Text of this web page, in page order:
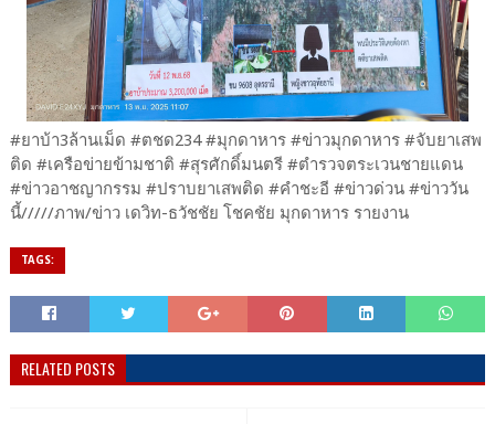
#ยาบ้า3ล้านเม็ด #ตชด234 #มุกดาหาร #ข่าวมุกดาหาร #จับยาเสพ
ติด #เครือข่ายข้ามชาติ #สุรศักดิ์มนตรี #ตำรวจตระเวนชายแดน
#ข่าวอาชญากรรม #ปราบยาเสพติด #คำชะอี #ข่าวด่วน #ข่าววัน
นี้/////ภาพ/ข่าว เดวิท-ธวัชชัย โชคชัย มุกดาหาร รายงาน
TAGS:
RELATED POSTS